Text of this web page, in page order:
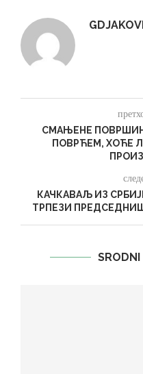
СМАЊЕНЕ
ПОВРЋЕМ, ХОЋЕ
КАЧКАВАЉ ИЗ
ТРПЕЗИ